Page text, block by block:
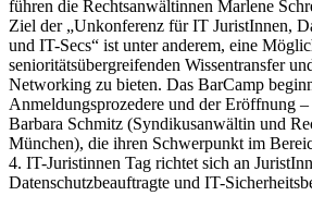
führen die Rechtsanwältinnen Marlene
Ziel der „Unkonferenz für IT JuristInnen,
und IT-Secs“ ist unter anderem, eine
senioritätsübergreifenden Wissentransfer
Networking zu bieten. Das BarCamp
Anmeldungsprozedere und der Eröffnung
Barbara Schmitz (Syndikusanwältin und
München), die ihren Schwerpunkt im
4. IT-Juristinnen Tag richtet sich an
Datenschutzbeauftragte und IT-